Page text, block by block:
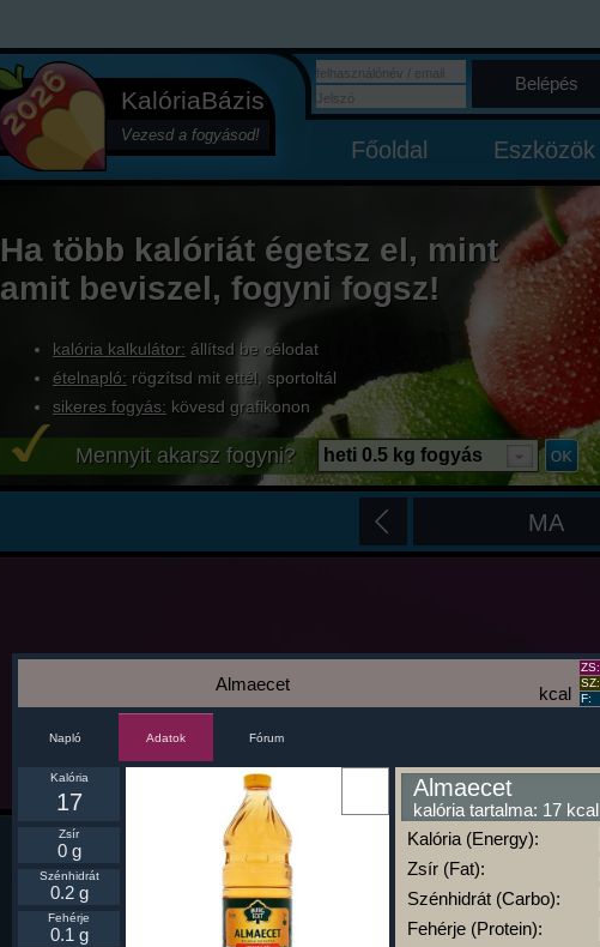
KalóriaBázis
Vezesd a fogyásod!
Belépés
Főoldal Eszközök
Ha több kalóriát égetsz el, mint
amit beviszel, fogyni fogsz!
kalória kalkulátor: állítsd be célodat
ételnapló: rögzítsd mit ettél, sportoltál
sikeres fogyás: kövesd grafikonon
Mennyit akarsz fogyni? heti 0.5 kg fogyás
MA
kcal
Almaecet
ZS:
SZ:
F:
Napló Adatok Fórum
Kalória
17
Zsír
0 g
Szénhidrát
0.2 g
Fehérje
0.1 g
Almaecet
kalória tartalma: 17 kcal
Kalória (Energy):
Zsír (Fat):
Szénhidrát (Carbo):
Fehérje (Protein):